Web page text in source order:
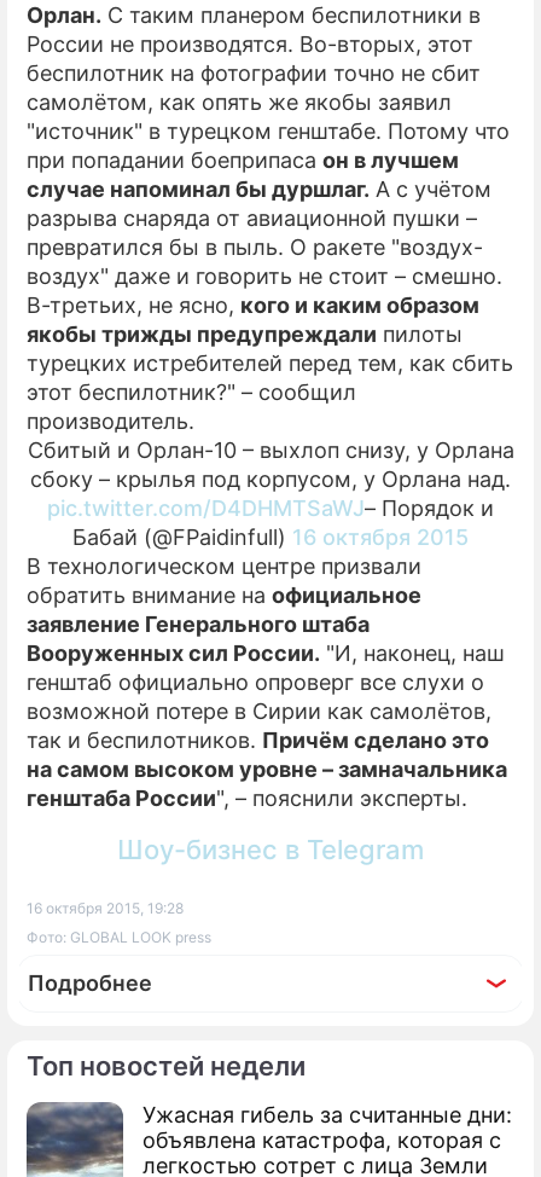
Топ новостей недели
Ужасная гибель за считанные дни:
объявлена катастрофа, которая с
легкостью сотрет с лица Земли
Орлан. С таким планером беспилотники в
России не производятся. Во-вторых, этот
беспилотник на фотографии точно не сбит
самолётом, как опять же якобы заявил
"источник" в турецком генштабе. Потому что
при попадании боеприпаса он в лучшем
случае напоминал бы дуршлаг. А с учётом
разрыва снаряда от авиационной пушки –
превратился бы в пыль. О ракете "воздух-
воздух" даже и говорить не стоит – смешно.
В-третьих, не ясно, кого и каким образом
якобы трижды предупреждали пилоты
турецких истребителей перед тем, как сбить
этот беспилотник?" – сообщил
производитель.
Сбитый и Орлан-10 – выхлоп снизу, у Орлана
сбоку – крылья под корпусом, у Орлана над.
pic.twitter.com/D4DHMTSaWJ– Порядок и
Бабай (@FPaidinfull) 16 октября 2015
В технологическом центре призвали
обратить внимание на официальное
заявление Генерального штаба
Вооруженных сил России. "И, наконец, наш
генштаб официально опроверг все слухи о
возможной потере в Сирии как самолётов,
так и беспилотников. Причём сделано это
на самом высоком уровне – замначальника
генштаба России", – пояснили эксперты.
Шоу-бизнес в Telegram
16 октября 2015, 19:28
Фото: GLOBAL LOOK press
Подробнее
По теме
Боевики "ИГ" массово дезертируют